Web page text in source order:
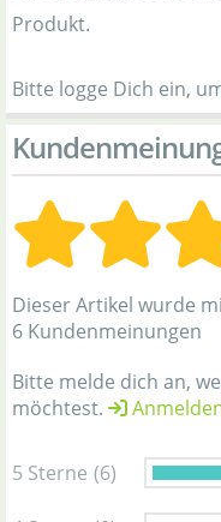
Produkt.
Bitte logge Dich ein,
Dieser Artikel wurde
6 Kundenmeinungen
Bitte melde dich an,
möchtest.
5 Sterne (6)